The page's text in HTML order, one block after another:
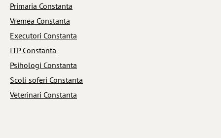
Primaria Constanta
Vremea Constanta
Executori Constanta
ITP Constanta
Psihologi Constanta
Scoli soferi Constanta
Veterinari Constanta